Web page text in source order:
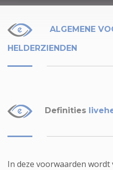
ALGEMENE
HELDERZIENDEN
Definities
In deze voorwaarden wordt